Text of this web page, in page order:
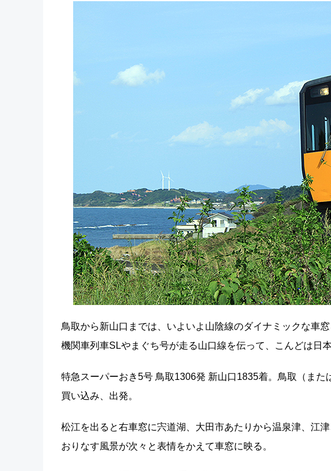
鳥取から新山口までは、いよいよ山陰線のダイナミックな車
機関車列車SLやまぐち号が走る山口線を伝って、こんどは日
特急スーパーおき5号 鳥取1306発 新山口1835着。鳥取（ま
買い込み、出発。
松江を出ると右車窓に宍道湖、大田市あたりから温泉津、江
おりなす風景が次々と表情をかえて車窓に映る。